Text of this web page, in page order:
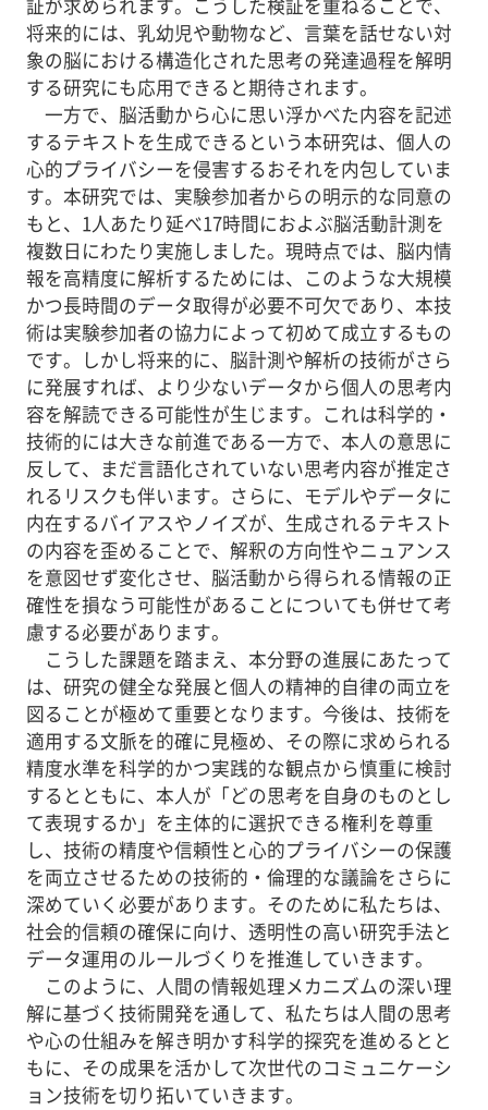
証が求められます。こうした検証を重ねることで、
将来的には、乳幼児や動物など、言葉を話せない対
象の脳における構造化された思考の発達過程を解明
する研究にも応用できると期待されます。
一方で、脳活動から心に思い浮かべた内容を記述
するテキストを生成できるという本研究は、個人の
心的プライバシーを侵害するおそれを内包していま
す。本研究では、実験参加者からの明示的な同意の
もと、1人あたり延べ17時間におよぶ脳活動計測を
複数日にわたり実施しました。現時点では、脳内情
報を高精度に解析するためには、このような大規模
かつ長時間のデータ取得が必要不可欠であり、本技
術は実験参加者の協力によって初めて成立するもの
です。しかし将来的に、脳計測や解析の技術がさら
に発展すれば、より少ないデータから個人の思考内
容を解読できる可能性が生じます。これは科学的・
技術的には大きな前進である一方で、本人の意思に
反して、まだ言語化されていない思考内容が推定さ
れるリスクも伴います。さらに、モデルやデータに
内在するバイアスやノイズが、生成されるテキスト
の内容を歪めることで、解釈の方向性やニュアンス
を意図せず変化させ、脳活動から得られる情報の正
確性を損なう可能性があることについても併せて考
慮する必要があります。
こうした課題を踏まえ、本分野の進展にあたって
は、研究の健全な発展と個人の精神的自律の両立を
図ることが極めて重要となります。今後は、技術を
適用する文脈を的確に見極め、その際に求められる
精度水準を科学的かつ実践的な観点から慎重に検討
するとともに、本人が「どの思考を自身のものとし
て表現するか」を主体的に選択できる権利を尊重
し、技術の精度や信頼性と心的プライバシーの保護
を両立させるための技術的・倫理的な議論をさらに
深めていく必要があります。そのために私たちは、
社会的信頼の確保に向け、透明性の高い研究手法と
データ運用のルールづくりを推進していきます。
このように、人間の情報処理メカニズムの深い理
解に基づく技術開発を通して、私たちは人間の思考
や心の仕組みを解き明かす科学的探究を進めるとと
もに、その成果を活かして次世代のコミュニケーシ
ョン技術を切り拓いていきます。